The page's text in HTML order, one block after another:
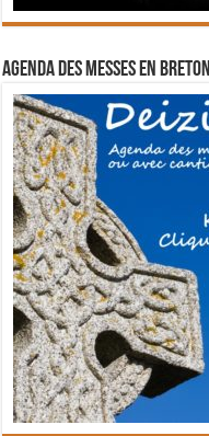
Agenda des messes en breton